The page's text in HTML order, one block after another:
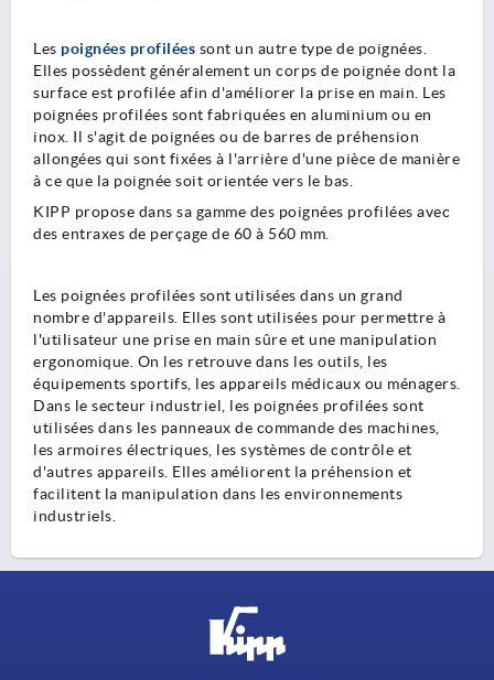
Les poignées profilées sont un autre type de poignées.
Elles possèdent généralement un corps de poignée dont la
surface est profilée afin d'améliorer la prise en main. Les
poignées profilées sont fabriquées en aluminium ou en
inox. Il s'agit de poignées ou de barres de préhension
allongées qui sont fixées à l'arrière d'une pièce de manière
à ce que la poignée soit orientée vers le bas.
KIPP propose dans sa gamme des poignées profilées avec
des entraxes de perçage de 60 à 560 mm.
Les poignées profilées sont utilisées dans un grand
nombre d'appareils. Elles sont utilisées pour permettre à
l'utilisateur une prise en main sûre et une manipulation
ergonomique. On les retrouve dans les outils, les
équipements sportifs, les appareils médicaux ou ménagers.
Dans le secteur industriel, les poignées profilées sont
utilisées dans les panneaux de commande des machines,
les armoires électriques, les systèmes de contrôle et
d'autres appareils. Elles améliorent la préhension et
facilitent la manipulation dans les environnements
industriels.